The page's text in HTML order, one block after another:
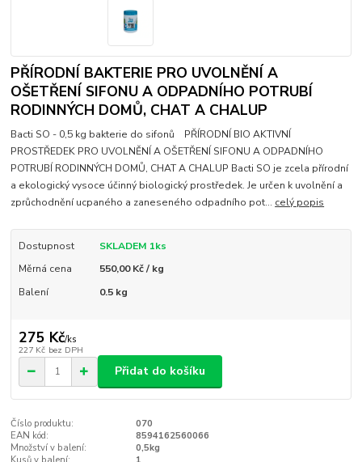
PŘÍRODNÍ BAKTERIE PRO UVOLNĚNÍ A
OŠETŘENÍ SIFONU A ODPADNÍHO POTRUBÍ
RODINNÝCH DOMŮ, CHAT A CHALUP
Bacti SO - 0,5 kg bakterie do sifonů PŘÍRODNÍ BIO AKTIVNÍ
PROSTŘEDEK PRO UVOLNĚNÍ A OŠETŘENÍ SIFONU A ODPADNÍHO
POTRUBÍ RODINNÝCH DOMŮ, CHAT A CHALUP Bacti SO je zcela přírodní
a ekologický vysoce účinný biologický prostředek. Je určen k uvolnění a
zprůchodnění ucpaného a zaneseného odpadního pot... celý popis
Dostupnost
SKLADEM 1ks
Měrná cena
550,00 Kč / kg
Balení
0.5 kg
275 Kč/ks
227 Kč bez DPH
Přidat do košíku
Číslo produktu:
070
EAN kód:
8594162560066
Množství v balení:
0,5kg